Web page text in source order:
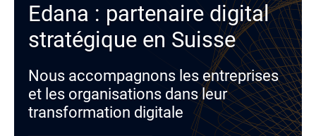
Edana : partenaire digital
stratégique en Suisse
Nous accompagnons les entreprises
et les organisations dans leur
transformation digitale